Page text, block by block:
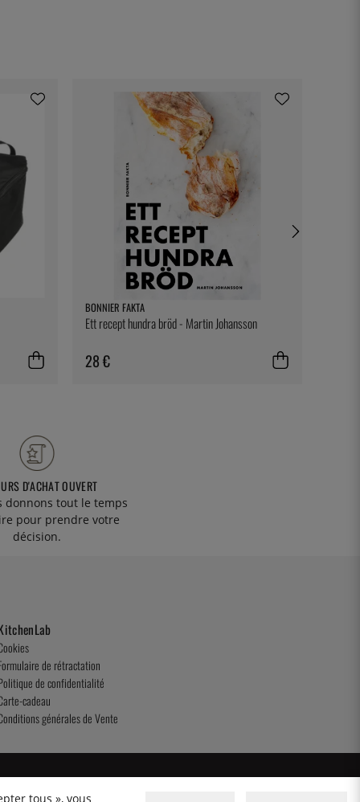
BONNIER FAKTA
Ett recept hundra bröd - Martin Johansson
28 €
D'ACHAT OUVERT
donnons tout le temps
pour prendre votre
décision.
de rétractation
de confidentialité
cadeau
générales de Vente
tous », vous